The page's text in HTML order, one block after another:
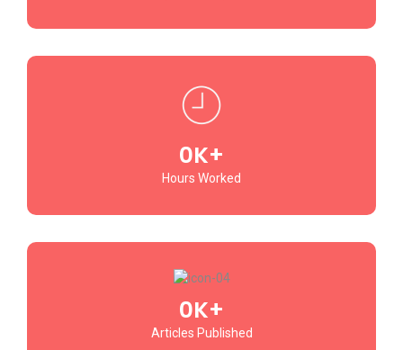
0K+
Hours Worked
0K+
Articles Published